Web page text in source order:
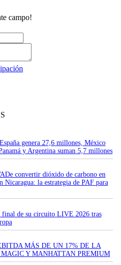
campo!
genera 27,6 millones, México
y Argentina suman 5,7 millones
convertir dióxido de carbono en
Nicaragua: la estrategia de PAF para
final de su circuito LIVE 2026 tras
MÁS DE UN 17% DE LA
Y MANHATTAN PREMIUM